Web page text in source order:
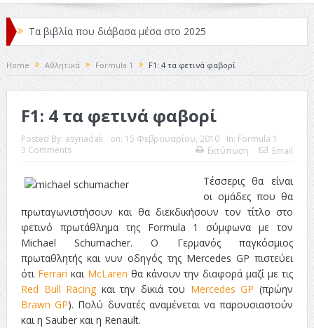
Τα βιβλία που διάβασα μέσα στο 2025
Κριτικές ταινιών: Ο Ντι Κάπριο και ο Λάνθιμος
Σχεδιασμός που «Μιλάει» Χωρίς Λέξεις
Σπιρτόκουτο: η απόλυτη αντισυμβατική καλοκαιρινή
ταινία
Το νουάρ στον ελληνικό κινηματογράφο
Η Φροντίδα Έχει Πολλές Μορφές: Κι Όλες Σε Αφορούν
Τρία Βήματα Μπροστά για Σένα και την Επιχείρησή σου
Όψεις και Απόψεις
Αξίζει άραγε?
Home Αθλητικά Formula 1 F1: 4 τα φετινά φαβορί
F1: 4 τα φετινά φαβορί
Posted By: asynadak on: 15 Φεβρουαρίου, 2010 In: Formula 1
3 Comments
Εκτύπωση Email
Τέσσερις θα είναι
οι ομάδες που θα
πρωταγωνιστήσουν και θα διεκδικήσουν τον τίτλο στο
φετινό πρωτάθλημα της Formula 1 σύμφωνα με τον
Michael Schumacher. Ο Γερμανός παγκόσμιος
πρωταθλητής και νυν οδηγός της Mercedes GP πιστεύει
ότι Ferrari και McLaren θα κάνουν την διαφορά μαζί με τις
Red Bull Racing και την δικιά του Mercedes GP (πρώην
Brawn GP). Πολύ δυνατές αναμένεται να παρουσιαστούν
και η Sauber και η Renault.